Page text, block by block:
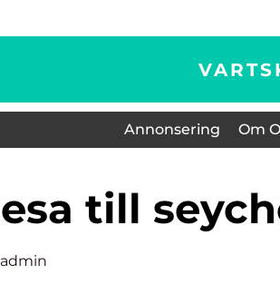
Annonsering Om
resa till
admin